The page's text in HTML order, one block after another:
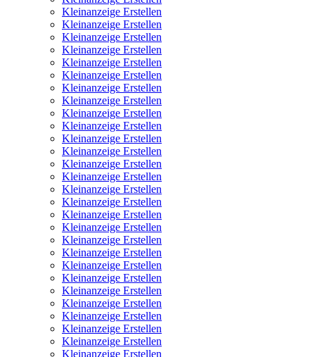
Kleinanzeige Erstellen
Kleinanzeige Erstellen
Kleinanzeige Erstellen
Kleinanzeige Erstellen
Kleinanzeige Erstellen
Kleinanzeige Erstellen
Kleinanzeige Erstellen
Kleinanzeige Erstellen
Kleinanzeige Erstellen
Kleinanzeige Erstellen
Kleinanzeige Erstellen
Kleinanzeige Erstellen
Kleinanzeige Erstellen
Kleinanzeige Erstellen
Kleinanzeige Erstellen
Kleinanzeige Erstellen
Kleinanzeige Erstellen
Kleinanzeige Erstellen
Kleinanzeige Erstellen
Kleinanzeige Erstellen
Kleinanzeige Erstellen
Kleinanzeige Erstellen
Kleinanzeige Erstellen
Kleinanzeige Erstellen
Kleinanzeige Erstellen
Kleinanzeige Erstellen
Kleinanzeige Erstellen
Kleinanzeige Erstellen